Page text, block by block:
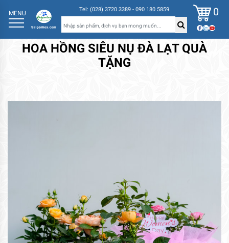
MENU Tel: (028) 3720 3389 - 090 180 5859 0
HOA HỒNG SIÊU NỤ ĐÀ LẠT QUÀ
TẶNG